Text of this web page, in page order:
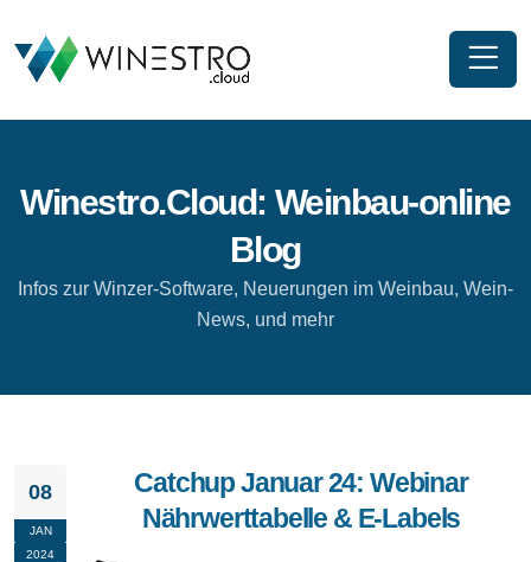
Winestro.Cloud: Weinbau-online
Blog
Infos zur Winzer-Software, Neuerungen im Weinbau, Wein-
News, und mehr
08
JAN
2024
Catchup Januar 24: Webinar
Nährwerttabelle & E-Labels